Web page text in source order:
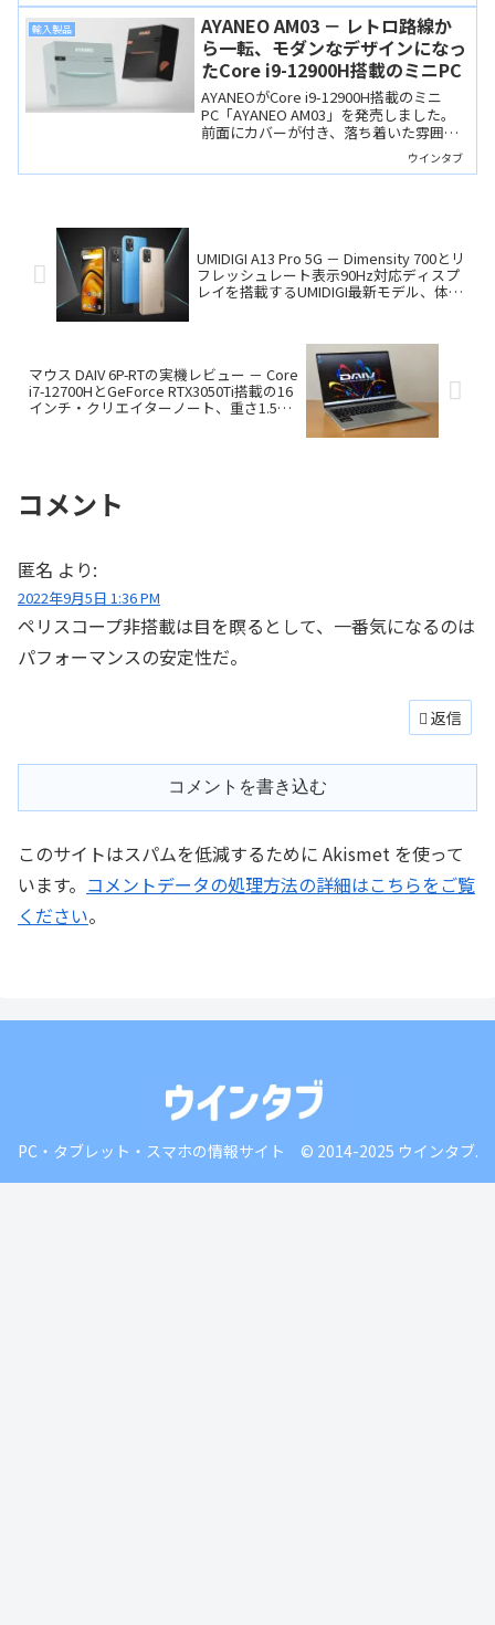
輸入製品
AYANEO AM03 － レトロ路線か
ら一転、モダンなデザインになっ
たCore i9-12900H搭載のミニPC
AYANEOがCore i9-12900H搭載のミニ
PC「AYANEO AM03」を発売しました。
前面にカバーが付き、落ち着いた雰囲気
のRGBライトやスピーカーを搭載する、
ウインタブ
UMIDIGI A13 Pro 5G － Dimensity 700とリ
フレッシュレート表示90Hz対応ディスプ
レイを搭載するUMIDIGI最新モデル、体温
マウス DAIV 6P-RTの実機レビュー － Core
i7-12700HとGeForce RTX3050Ti搭載の16
インチ・クリエイターノート、重さ1.55
コメント
匿名 より:
2022年9月5日 1:36 PM
ペリスコープ非搭載は目を瞑るとして、一番気になるのは
パフォーマンスの安定性だ。
返信
コメントを書き込む
このサイトはスパムを低減するために Akismet を使って
います。 コメントデータの処理方法の詳細はこちらをご覧
ください。
PC・タブレット・スマホの情報サイト © 2014-2025 ウインタブ.